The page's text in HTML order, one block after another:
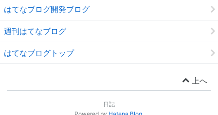
はてなブログ開発ブログ
週刊はてなブログ
はてなブログトップ
上へ
日記